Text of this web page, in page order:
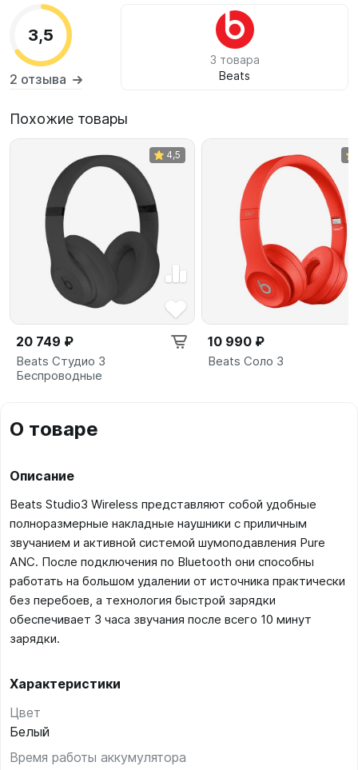
3,5
2 отзыва
3 товара
Beats
Похожие товары
4,5
20 749 ₽
Beats Студио 3
Беспроводные
10 990 ₽
Beats Соло 3
О товаре
Описание
Beats Studio3 Wireless представляют собой удобные
полноразмерные накладные наушники с приличным
звучанием и активной системой шумоподавления Pure
ANC. После подключения по Bluetooth они способны
работать на большом удалении от источника практически
без перебоев, а технология быстрой зарядки
обеспечивает 3 часа звучания после всего 10 минут
зарядки.
Характеристики
Цвет
Белый
Время работы аккумулятора